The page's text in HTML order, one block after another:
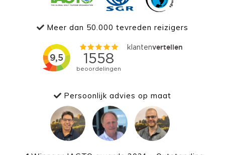
Meer dan 50.000 tevreden reizigers
Persoonlijk advies op maat